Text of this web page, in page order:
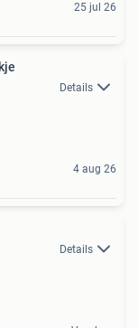
25 jul 26
Details
4 aug 26
Details